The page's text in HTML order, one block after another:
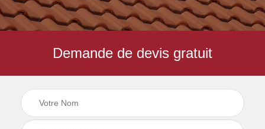
Demande de devis gratuit